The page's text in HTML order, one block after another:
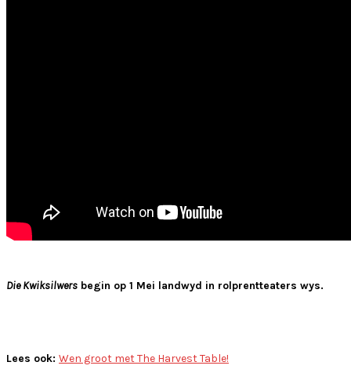
Die Kwiksilwers begin op 1 Mei landwyd in rolprentteaters wys.
Lees ook: Wen groot met The Harvest Table!